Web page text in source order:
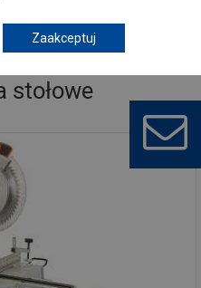
stołowe
Zaakceptuj